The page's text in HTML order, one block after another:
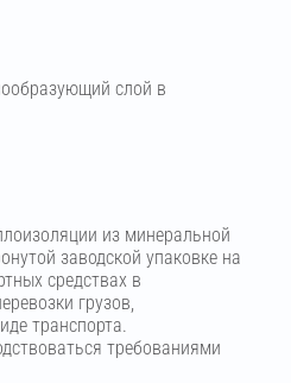
слой в
из минеральной
заводской упаковке на
средствах в
грузов,
транспорта.
требованиями